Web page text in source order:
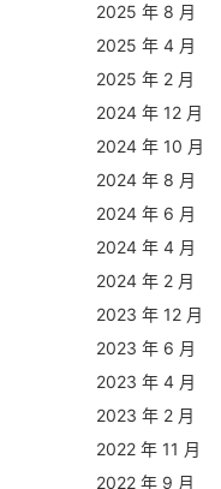
2025 年 8 月
2025 年 4 月
2025 年 2 月
2024 年 12 月
2024 年 10 月
2024 年 8 月
2024 年 6 月
2024 年 4 月
2024 年 2 月
2023 年 12 月
2023 年 6 月
2023 年 4 月
2023 年 2 月
2022 年 11 月
2022 年 9 月